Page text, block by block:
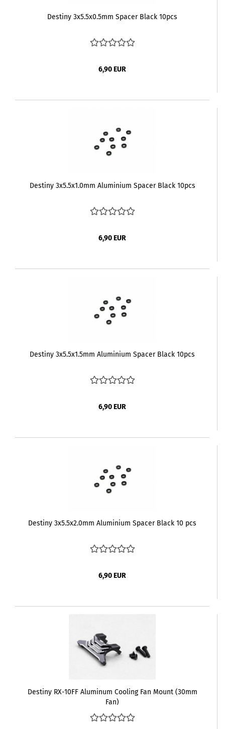
Destiny 3x5.5x0.5mm Spacer Black 10pcs
6,90 EUR
Destiny 3x5.5x1.0mm Aluminium Spacer Black 10pcs
6,90 EUR
Destiny 3x5.5x1.5mm Aluminium Spacer Black 10pcs
6,90 EUR
Destiny 3x5.5x2.0mm Aluminium Spacer Black 10 pcs
6,90 EUR
Destiny RX-10FF Aluminum Cooling Fan Mount (30mm
Fan)